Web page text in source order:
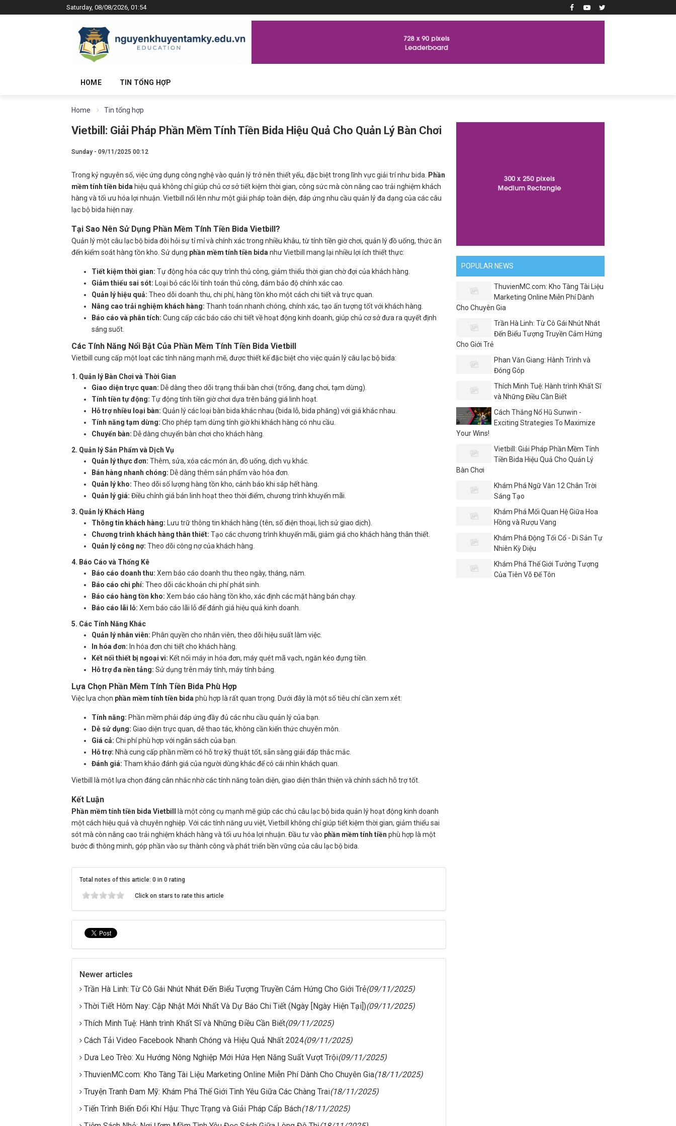
Saturday, 08/08/2026, 01:54
HOME TIN TỔNG HỢP
Home Tin tổng hợp
Vietbill: Giải Pháp Phần Mềm Tính Tiền Bida Hiệu Quả Cho Quản Lý Bàn Chơi
Sunday - 09/11/2025 00:12
Trong kỷ nguyên số, việc ứng dụng công nghệ vào quản lý trở nên thiết yếu, đặc biệt trong lĩnh vực giải trí như bida.
Phần
mềm tính tiền bida hiệu quả không chỉ giúp chủ cơ sở tiết kiệm thời gian, công sức mà còn nâng cao trải nghiệm khách
hàng và tối ưu hóa lợi nhuận. Vietbill nổi lên như một giải pháp toàn diện, đáp ứng nhu cầu quản lý đa dạng của các câu
lạc bộ bida hiện nay.
Tại Sao Nên Sử Dụng Phần Mềm Tính Tiền Bida Vietbill?
Quản lý một câu lạc bộ bida đòi hỏi sự tỉ mỉ và chính xác trong nhiều khâu, từ tính tiền giờ chơi, quản lý đồ uống, thức ăn
đến kiểm soát hàng tồn kho. Sử dụng phần mềm tính tiền bida như Vietbill mang lại nhiều lợi ích thiết thực:
Tiết kiệm thời gian: Tự động hóa các quy trình thủ công, giảm thiểu thời gian chờ đợi của khách hàng.
Giảm thiểu sai sót: Loại bỏ các lỗi tính toán thủ công, đảm bảo độ chính xác cao.
Quản lý hiệu quả: Theo dõi doanh thu, chi phí, hàng tồn kho một cách chi tiết và trực quan.
Nâng cao trải nghiệm khách hàng: Thanh toán nhanh chóng, chính xác, tạo ấn tượng tốt với khách hàng.
Báo cáo và phân tích: Cung cấp các báo cáo chi tiết về hoạt động kinh doanh, giúp chủ cơ sở đưa ra quyết định
sáng suốt.
Các Tính Năng Nổi Bật Của Phần Mềm Tính Tiền Bida Vietbill
Vietbill cung cấp một loạt các tính năng mạnh mẽ, được thiết kế đặc biệt cho việc quản lý câu lạc bộ bida:
1. Quản lý Bàn Chơi và Thời Gian
Giao diện trực quan: Dễ dàng theo dõi trạng thái bàn chơi (trống, đang chơi, tạm dừng).
Tính tiền tự động: Tự động tính tiền giờ chơi dựa trên bảng giá linh hoạt.
Hỗ trợ nhiều loại bàn: Quản lý các loại bàn bida khác nhau (bida lỗ, bida phăng) với giá khác nhau.
Tính năng tạm dừng: Cho phép tạm dừng tính giờ khi khách hàng có nhu cầu.
Chuyển bàn: Dễ dàng chuyển bàn chơi cho khách hàng.
2. Quản lý Sản Phẩm và Dịch Vụ
Quản lý thực đơn: Thêm, sửa, xóa các món ăn, đồ uống, dịch vụ khác.
Bán hàng nhanh chóng: Dễ dàng thêm sản phẩm vào hóa đơn.
Quản lý kho: Theo dõi số lượng hàng tồn kho, cảnh báo khi sắp hết hàng.
Quản lý giá: Điều chỉnh giá bán linh hoạt theo thời điểm, chương trình khuyến mãi.
3. Quản lý Khách Hàng
Thông tin khách hàng: Lưu trữ thông tin khách hàng (tên, số điện thoại, lịch sử giao dịch).
Chương trình khách hàng thân thiết: Tạo các chương trình khuyến mãi, giảm giá cho khách hàng thân thiết.
Quản lý công nợ: Theo dõi công nợ của khách hàng.
4. Báo Cáo và Thống Kê
Báo cáo doanh thu: Xem báo cáo doanh thu theo ngày, tháng, năm.
Báo cáo chi phí: Theo dõi các khoản chi phí phát sinh.
Báo cáo hàng tồn kho: Xem báo cáo hàng tồn kho, xác định các mặt hàng bán chạy.
Báo cáo lãi lỗ: Xem báo cáo lãi lỗ để đánh giá hiệu quả kinh doanh.
5. Các Tính Năng Khác
Quản lý nhân viên: Phân quyền cho nhân viên, theo dõi hiệu suất làm việc.
In hóa đơn: In hóa đơn chi tiết cho khách hàng.
Kết nối thiết bị ngoại vi: Kết nối máy in hóa đơn, máy quét mã vạch, ngăn kéo đựng tiền.
Hỗ trợ đa nền tảng: Sử dụng trên máy tính, máy tính bảng.
Lựa Chọn Phần Mềm Tính Tiền Bida Phù Hợp
Việc lựa chọn phần mềm tính tiền bida phù hợp là rất quan trọng. Dưới đây là một số tiêu chí cần xem xét:
Tính năng: Phần mềm phải đáp ứng đầy đủ các nhu cầu quản lý của bạn.
Dễ sử dụng: Giao diện trực quan, dễ thao tác, không cần kiến thức chuyên môn.
Giá cả: Chi phí phù hợp với ngân sách của bạn.
Hỗ trợ: Nhà cung cấp phần mềm có hỗ trợ kỹ thuật tốt, sẵn sàng giải đáp thắc mắc.
Đánh giá: Tham khảo đánh giá của người dùng khác để có cái nhìn khách quan.
Vietbill là một lựa chọn đáng cân nhắc nhờ các tính năng toàn diện, giao diện thân thiện và chính sách hỗ trợ tốt.
Kết Luận
Phần mềm tính tiền bida Vietbill
là một công cụ mạnh mẽ giúp các chủ câu lạc bộ bida quản lý hoạt động kinh doanh
một cách hiệu quả và chuyên nghiệp. Với các tính năng ưu việt, Vietbill không chỉ giúp tiết kiệm thời gian, giảm thiểu sai
sót mà còn nâng cao trải nghiệm khách hàng và tối ưu hóa lợi nhuận. Đầu tư vào phần mềm tính tiền phù hợp là một
bước đi thông minh, góp phần vào sự thành công và phát triển bền vững của câu lạc bộ bida.
Total notes of this article: 0 in 0 rating
Click on stars to rate this article
Newer articles
Trần Hà Linh: Từ Cô Gái Nhút Nhát Đến Biểu Tượng Truyền Cảm Hứng Cho Giới Trẻ(09/11/2025)
Thời Tiết Hôm Nay: Cập Nhật Mới Nhất Và Dự Báo Chi Tiết (Ngày [Ngày Hiện Tại])(09/11/2025)
Thích Minh Tuệ: Hành trình Khất Sĩ và Những Điều Cần Biết(09/11/2025)
Cách Tải Video Facebook Nhanh Chóng và Hiệu Quả Nhất 2024(09/11/2025)
Dưa Leo Trèo: Xu Hướng Nông Nghiệp Mới Hứa Hẹn Năng Suất Vượt Trội(09/11/2025)
ThuvienMC.com: Kho Tàng Tài Liệu Marketing Online Miễn Phí Dành Cho Chuyên Gia(18/11/2025)
Truyện Tranh Đam Mỹ: Khám Phá Thế Giới Tình Yêu Giữa Các Chàng Trai(18/11/2025)
Tiến Trình Biến Đổi Khí Hậu: Thực Trạng và Giải Pháp Cấp Bách(18/11/2025)
POPULAR NEWS
ThuvienMC.com: Kho Tàng Tài Liệu
Marketing Online Miễn Phí Dành
Cho Chuyên Gia
Trần Hà Linh: Từ Cô Gái Nhút Nhát
Đến Biểu Tượng Truyền Cảm Hứng
Cho Giới Trẻ
Phan Văn Giang: Hành Trình và
Đóng Góp
Thích Minh Tuệ: Hành trình Khất Sĩ
và Những Điều Cần Biết
Cách Thắng Nổ Hũ Sunwin -
Exciting Strategies To Maximize
Your Wins!
Vietbill: Giải Pháp Phần Mềm Tính
Tiền Bida Hiệu Quả Cho Quản Lý
Bàn Chơi
Khám Phá Ngữ Văn 12 Chân Trời
Sáng Tạo
Khám Phá Mối Quan Hệ Giữa Hoa
Hồng và Rượu Vang
Khám Phá Động Tối Cổ - Di Sản Tự
Nhiên Kỳ Diệu
Khám Phá Thế Giới Tưởng Tượng
Của Tiên Võ Đế Tôn